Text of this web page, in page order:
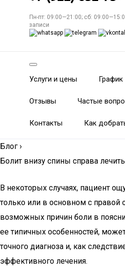
Пн-пт: 09:00—21:00; сб:
записи
Услуги и цены
Отзывы Частые
Контакты Как
Блог ›
Болит внизу спины справа лечить
В некоторых случаях, пациент
только или в основном с правой
возможных причин боли в
ее типичных особенностей,
точного диагноза и, как
эффективного лечения.